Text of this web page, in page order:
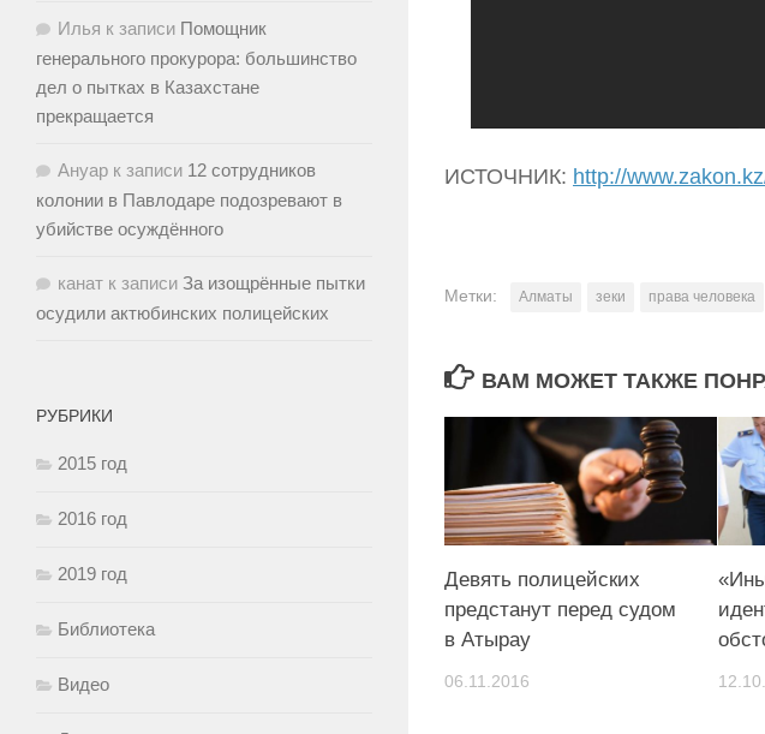
ИСТОЧНИК: http://
Метки: Алматы зеки права человека
ВАМ МОЖЕТ ТАКЖЕ
Девять полицейских
предстанут перед судом
в Атырау
06.11.2016
Илья к записи Помощник
генерального прокурора: большинство
дел о пытках в Казахстане
прекращается
Ануар к записи 12 сотрудников
колонии в Павлодаре подозревают в
убийстве осуждённого
канат к записи За изощрённые пытки
осудили актюбинских полицейских
РУБРИКИ
2015 год
2016 год
2019 год
Библиотека
Видео